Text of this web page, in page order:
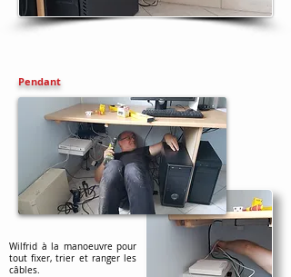
Pendant
Wilfrid à la manoeuvre pour
tout fixer, trier et ranger les
câbles.